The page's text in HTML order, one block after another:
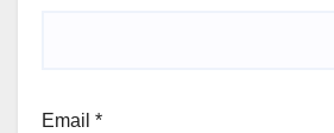
Email *